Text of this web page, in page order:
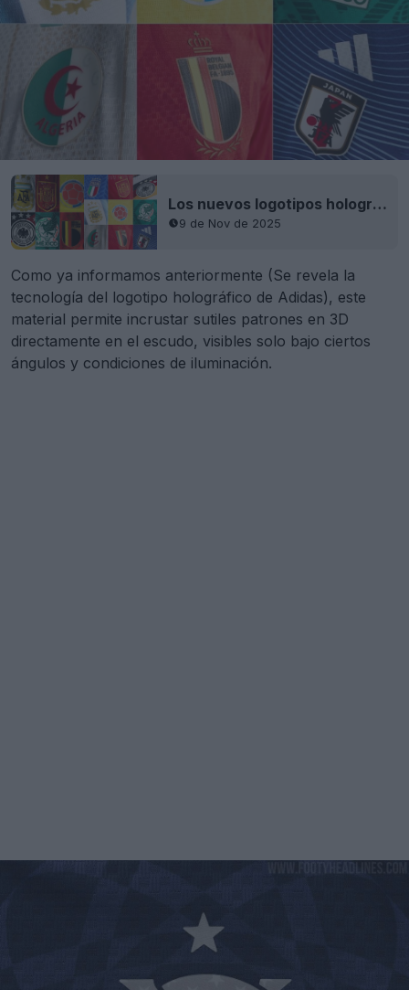
Los nuevos logotipos holográficos de Adidas para 2026 cuentan con un estampado UV oculto
9 de Nov de 2025
Como ya informamos anteriormente (Se revela la
tecnología del logotipo holográfico de Adidas), este
material permite incrustar sutiles patrones en 3D
directamente en el escudo, visibles solo bajo ciertos
ángulos y condiciones de iluminación.